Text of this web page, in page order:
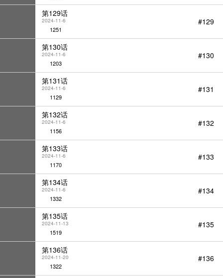
第129话
2024-11-6
1251
#129
第130话
2024-11-6
1203
#130
第131话
2024-11-6
1129
#131
第132话
2024-11-6
1156
#132
第133话
2024-11-6
1170
#133
第134话
2024-11-6
1332
#134
第135话
2024-11-13
1519
#135
第136话
2024-11-20
1322
#136